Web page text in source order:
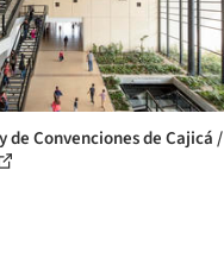
de Convenciones de Cajicá /